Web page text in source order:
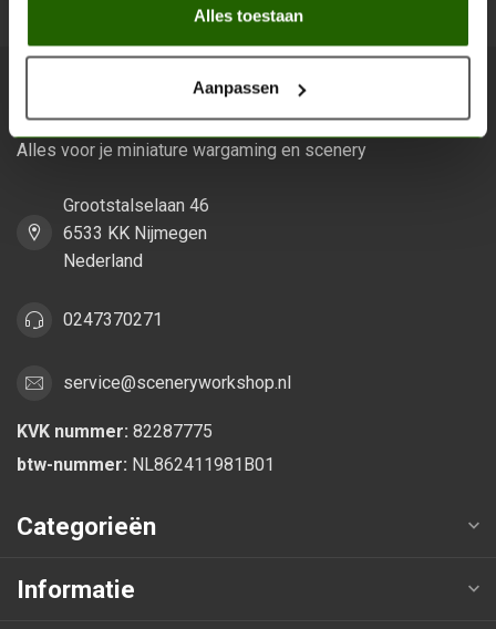
Alles toestaan
Aanpassen
Scenery Workshop BV
Alles voor je miniature wargaming en scenery
Grootstalselaan 46
6533 KK Nijmegen
Nederland
0247370271
service@sceneryworkshop.nl
KVK nummer: 82287775
btw-nummer: NL862411981B01
Categorieën
Informatie